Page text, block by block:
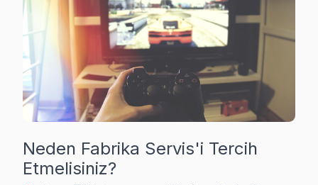
Neden Fabrika Servis'i Tercih
Etmelisiniz?